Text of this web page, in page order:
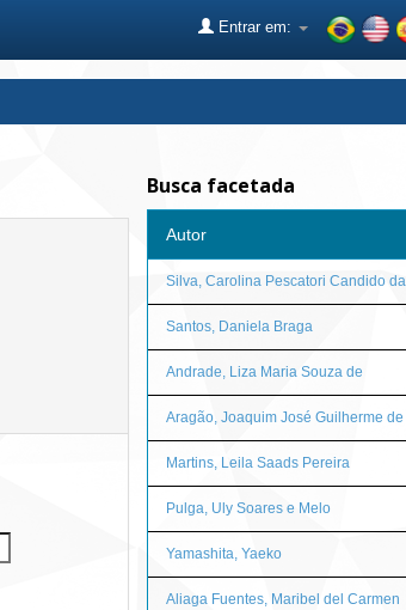
Entrar em:
Busca facetada
Autor
Silva, Carolina Pescatori Candido da
Santos, Daniela Braga
Andrade, Liza Maria Souza de
Aragão, Joaquim José Guilherme de
Martins, Leila Saads Pereira
Pulga, Uly Soares e Melo
Yamashita, Yaeko
Aliaga Fuentes, Maribel del Carmen